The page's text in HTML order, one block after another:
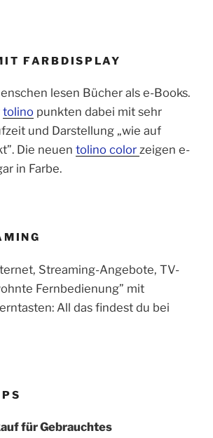
FARBDISPLAY
lesen Bücher als e-Books.
tolino punkten dabei mit sehr
und Darstellung „wie auf
Die neuen tolino color zeigen e-
in Farbe.
Streaming-Angebote, TV-
Fernbedienung” mit
All das findest du bei
für Gebrauchtes